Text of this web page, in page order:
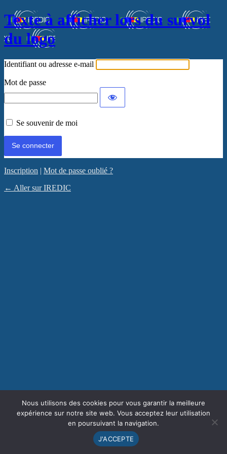
Texte à afficher lors du survol
du logo
Identifiant ou adresse e-mail
Mot de passe
Se souvenir de moi
Inscription | Mot de passe oublié ?
← Aller sur IREDIC
Nous utilisons des cookies pour vous garantir la meilleure
expérience sur notre site web. Vous acceptez leur utilisation
en poursuivant la navigation.
J'ACCEPTE